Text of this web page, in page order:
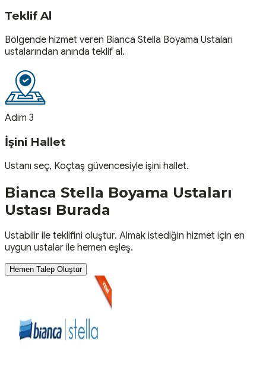
Teklif Al
Bölgende hizmet veren Bianca Stella Boyama Ustaları
ustalarından anında teklif al.
Adım 3
İşini Hallet
Ustanı seç, Koçtaş güvencesiyle işini hallet.
Bianca Stella Boyama Ustaları
Ustası Burada
Ustabilir ile teklifini oluştur. Almak istediğin hizmet için en
uygun ustalar ile hemen eşleş.
Hemen Talep Oluştur